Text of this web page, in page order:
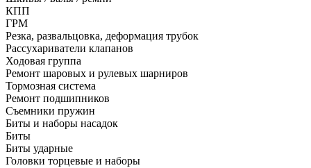
КПП
ГРМ
Резка, развальцовка, деформация трубок
Рассухариватели клапанов
Ходовая группа
Ремонт шаровых и рулевых шарниров
Тормозная система
Ремонт подшипников
Съемники пружин
Биты и наборы насадок
Биты
Биты ударные
Головки торцевые и наборы